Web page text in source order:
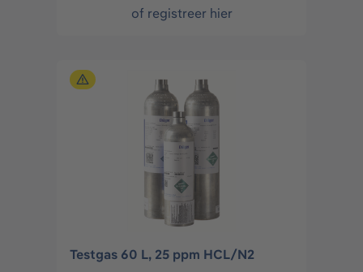
of registreer hier
Testgas 60 L, 25 ppm HCL/N2